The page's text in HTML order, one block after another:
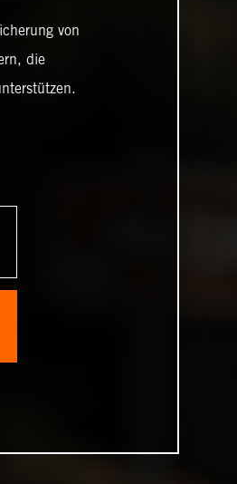
von
die